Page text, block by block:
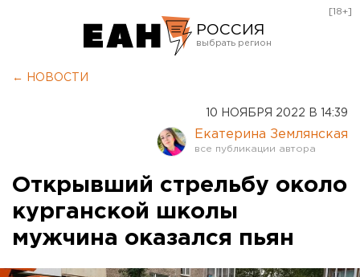
РОССИЯ
Оренбург
[18+]
← НОВОСТИ
10 НОЯБРЯ 2022 В 14:39
Екатерина Землянская
Открывший стрельбу около
курганской школы
мужчина оказался пьян